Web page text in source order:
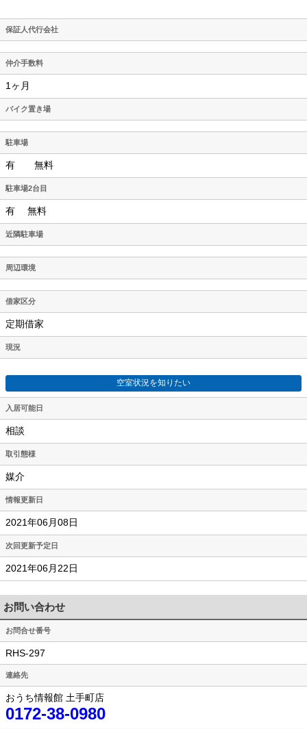
保証人代行会社
仲介手数料
1ヶ月
バイク置き場
駐車場
有 無料
駐車場2台目
有 無料
近隣駐車場
周辺環境
借家区分
定期借家
現況
空室状況を知りたい
入居可能日
相談
取引態様
媒介
情報更新日
2021年06月08日
次回更新予定日
2021年06月22日
お問い合わせ
お問合せ番号
RHS-297
連絡先
おうち情報館 土手町店
0172-38-0980